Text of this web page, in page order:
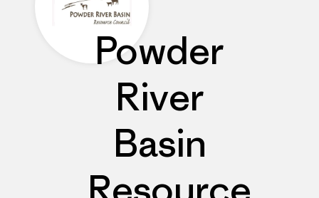
Powder
River
Basin